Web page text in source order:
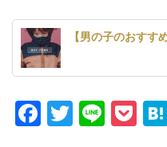
【男の子のおす
Facebook
Twitter
Line